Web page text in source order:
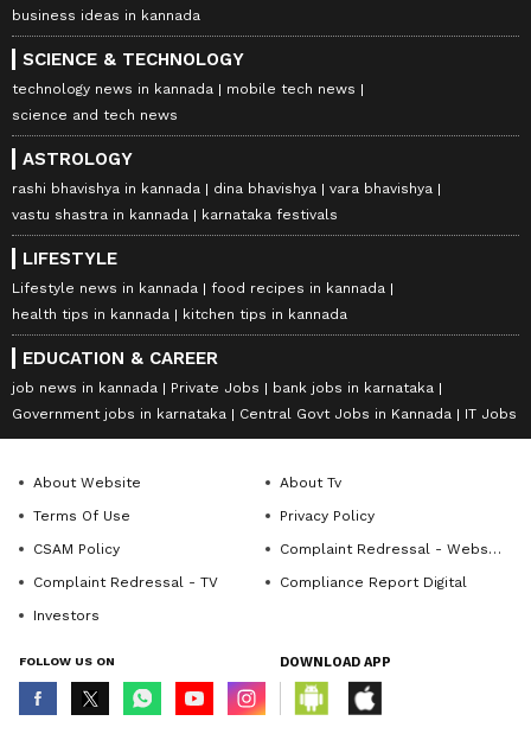
business ideas in kannada
SCIENCE & TECHNOLOGY
technology news in kannada
mobile tech news
science and tech news
ASTROLOGY
rashi bhavishya in kannada dina bhavishya
vara bhavishya
vastu shastra in kannada
karnataka festivals
LIFESTYLE
Lifestyle news in kannada
food recipes in kannada
health tips in kannada
kitchen tips in kannada
EDUCATION & CAREER
job news in kannada Private Jobs
bank jobs in karnataka
Government jobs in karnataka
Central Govt Jobs in Kannada IT Jobs
About Website
About Tv
Terms Of Use
Privacy Policy
CSAM Policy
Complaint Redressal - Website
Complaint Redressal - TV
Compliance Report Digital
Investors
FOLLOW US ON DOWNLOAD APP